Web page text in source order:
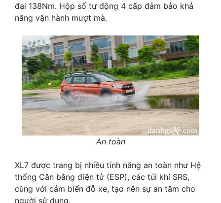
đại 138Nm. Hộp số tự động 4 cấp đảm bảo khả
năng vận hành mượt mà.
An toàn
XL7 được trang bị nhiều tính năng an toàn như Hệ
thống Cân bằng điện tử (ESP), các túi khí SRS,
cùng với cảm biến đỗ xe, tạo nên sự an tâm cho
người sử dụng.